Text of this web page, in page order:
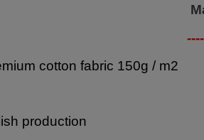
cotton fabric 150g / m2
production